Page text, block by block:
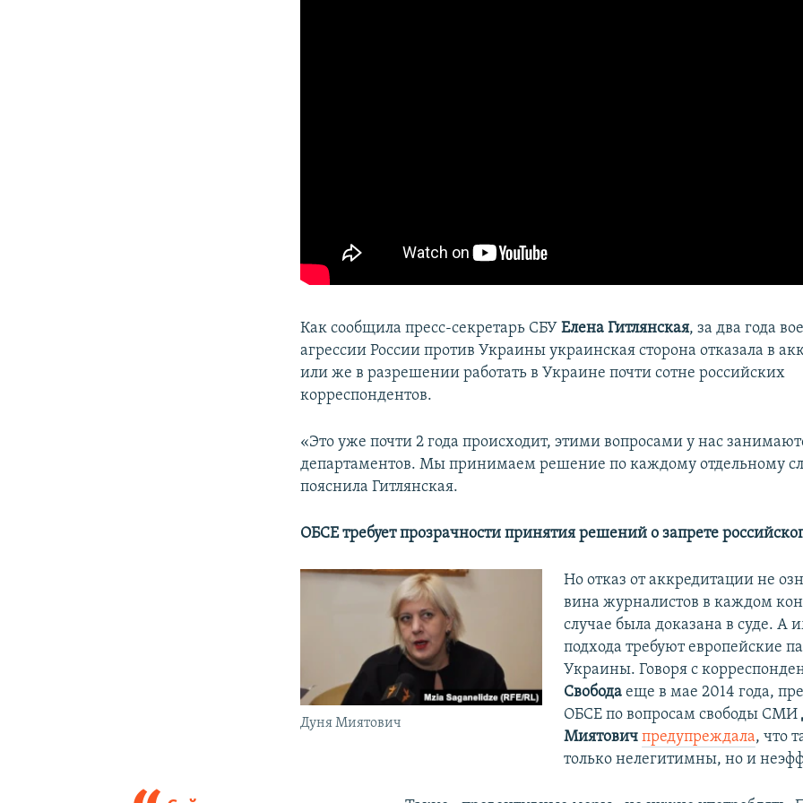
Как сообщила пресс-секретарь СБУЕлена Гитлянская, за два года
агрессии России против Украины украинская сторона отказала в
или же в разрешении работать в Украине почти сотне российских
корреспондентов.
«Это уже почти 2 года происходит, этими вопросами у нас
департаментов. Мы принимаем решение по каждому отдельному
пояснила Гитлянская.
ОБСЕ требует прозрачности принятия решений о запрете
Дуня Миятович
Но отказ от аккредитации не
вина журналистов в каждом
случае была доказана в суде. А
подхода требуют европейские
Украины. Говоря с
Свободаеще в мае 2014 года,
ОБСЕ по вопросам свободы СМИ
Миятович предупреждала, что
только нелегитимны, но и